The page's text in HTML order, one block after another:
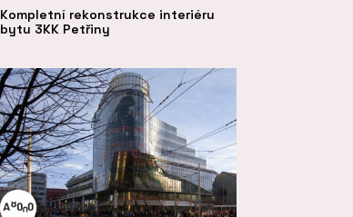
Kompletní rekonstrukce interiéru
bytu 3KK Petřiny